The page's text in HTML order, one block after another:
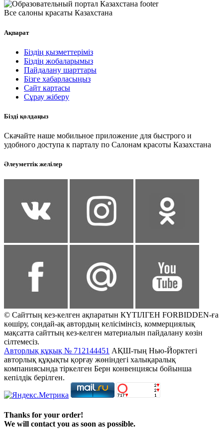
Все салоны красаты Казахстана
Ақпарат
Біздің қызметтеріміз
Біздің жобаларымыз
Пайдалану шарттары
Бізге хабарласыңыз
Сайт картасы
Сұрау жіберу
Бізді қолдаңыз
Скачайте наше мобильное приложение для быстрого и
удобного доступа к парталу по Салонам красоты Казахстана
Әлеуметтік желілер
© Сайттың кез-келген ақпаратын КҮТІЛГЕН FORBIDDEN-ға
көшіру, сондай-ақ автордың келісімінсіз, коммерциялық
мақсатта сайттың кез-келген материалын пайдалану көзін
сілтемесіз.
Авторлық құқық № 712144451 АҚШ-тың Нью-Йорктегі
авторлық құқықты қорғау жөніндегі халықаралық
компаниясында тіркелген Берн конвенциясы бойынша
кепілдік берілген.
Thanks for your order!
We will contact you as soon as possible.